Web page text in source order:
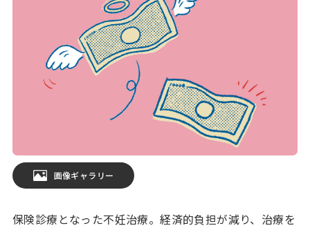
画像ギャラリー
保険診療となった不妊治療。経済的負担が減り、治療を